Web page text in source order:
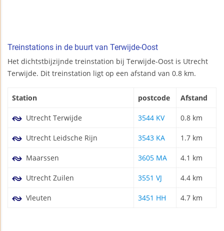
Treinstations in de buurt van Terwijde-Oost
Het dichtstbijzijnde treinstation bij Terwijde-Oost is Utrecht
Terwijde. Dit treinstation ligt op een afstand van 0.8 km.
Station postcode Afstand
Utrecht Terwijde 3544 KV 0.8 km
Utrecht Leidsche Rijn 3543 KA 1.7 km
Maarssen 3605 MA 4.1 km
Utrecht Zuilen 3551 VJ 4.4 km
Vleuten 3451 HH 4.7 km